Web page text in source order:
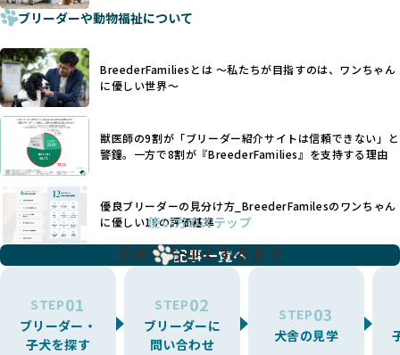
一部の営利優先のブリーディングでは、母犬の出産負担を考
えずに大量繁殖が行われ、親犬が心身ともに疲弊するケース
が見られます。さらに、コストカットのために食事を減らし
たり、栄養のない食事を与える、適切な健康管理が行われな
いなど、ワンちゃんの健康と福祉が犠牲にされることも少な
くありません。
また、健康リスクが予測しづらいミックス犬の繁殖や、愛情
が行き届かない多頭飼育等も問題です。これらのブリーディ
ング手法は、ワンちゃんの福祉を無視し、利益のみを追求す
るブリーダーによるものが多く、消費者にとっても深刻な課
題となっています。
BreederFamiliesでは、こうしたワンちゃんに優しくないブ
リーディングをなくすため、すべてのワンちゃんを家族のよ
うに大切に飼育・繁殖を行っている「優良ブリーダー」のみ
BreederFamiliesでは、アニマルウェルフェアを最優先に考
えた6つの絶対基準と12の総合基準を設定しています。これに
せん。現在、犬種は200種類以上あり、それぞれに特有の健康
たとえば、パグは呼吸器系のトラブルを抱えやすく、ラブラ
ドール・レトリバーには股関節形成不全への注意が必要で
す。このような犬種ごとの違いを熟知し、適切なケアを提供
できるかどうかは、ブリーダーの専門性に大きく関わりま
す。
優良ブリーダーは、少数の犬種（一般的に3種以内）に絞って
繁殖を行い、各犬種の特徴を熟知しています。これにより、
犬種ごとの健康管理や繁殖において質の高いケアを提供する
ことが可能です。
一方、営利優先ブリーダーは流行や需要に応じて扱う犬種を
増やす傾向があり、犬種ごとに異なる健康問題や適切な育成
環境を十分に考慮しない場合があります。こうしたブリーダ
たりストレスを抱えたりするリスクが高まります。
「少数の犬種に集中」の詳細はこちら
ブリーダーや動物福祉について
BreederFamiliesとは 〜私たちが目指すのは、ワンちゃん
に優しい世界〜
獣医師の9割が「ブリーダー紹介サイトは信頼できない」と
警鐘。一方で8割が『BreederFamilies』を支持する理由
優良ブリーダーの見分け方_BreederFamilesのワンちゃん
に優しい18の評価基準
記事一覧へ
使い方のステップ
子犬をお迎えするまで
STEP01
ブリーダー・
子犬を探す
STEP02
ブリーダーに
問い合わせ
STEP03
犬舎の見学